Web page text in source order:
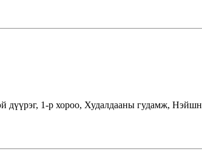
дүүрэг, 1-р хороо, Худалдааны гудамж,